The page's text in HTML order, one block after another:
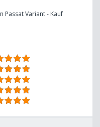
Passat Variant - Kauf